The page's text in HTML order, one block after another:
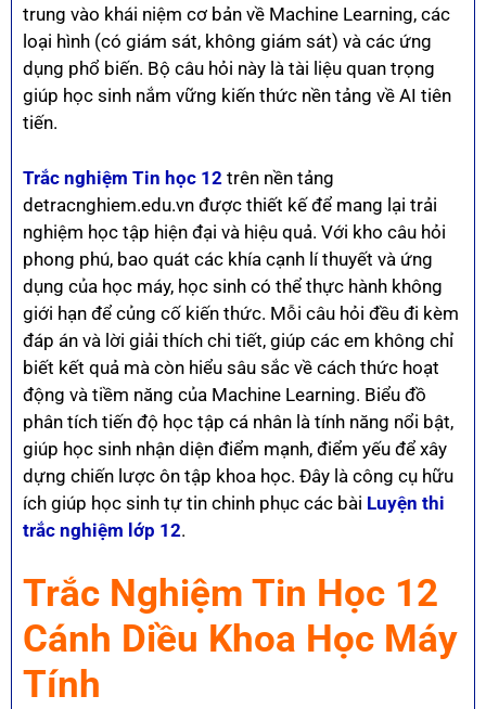
trung vào khái niệm cơ bản về Machine Learning, các
loại hình (có giám sát, không giám sát) và các ứng
dụng phổ biến. Bộ câu hỏi này là tài liệu quan trọng
giúp học sinh nắm vững kiến thức nền tảng về AI tiên
tiến.
Trắc nghiệm Tin học 12 trên nền tảng
detracnghiem.edu.vn được thiết kế để mang lại trải
nghiệm học tập hiện đại và hiệu quả. Với kho câu hỏi
phong phú, bao quát các khía cạnh lí thuyết và ứng
dụng của học máy, học sinh có thể thực hành không
giới hạn để củng cố kiến thức. Mỗi câu hỏi đều đi kèm
đáp án và lời giải thích chi tiết, giúp các em không chỉ
biết kết quả mà còn hiểu sâu sắc về cách thức hoạt
động và tiềm năng của Machine Learning. Biểu đồ
phân tích tiến độ học tập cá nhân là tính năng nổi bật,
giúp học sinh nhận diện điểm mạnh, điểm yếu để xây
dựng chiến lược ôn tập khoa học. Đây là công cụ hữu
ích giúp học sinh tự tin chinh phục các bài Luyện thi
trắc nghiệm lớp 12.
Trắc Nghiệm Tin Học 12
Cánh Diều Khoa Học Máy
Tính